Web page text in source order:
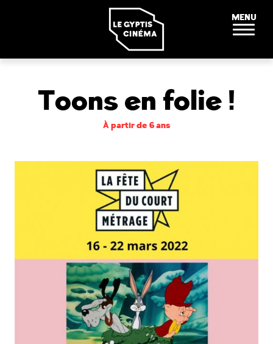
MENU
Toons en folie !
À partir de 6 ans
Panneau de gestion des cookies